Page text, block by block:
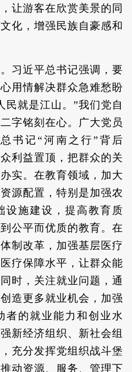
让游客在欣赏美景的同
化，增强民族自豪感和
习近平总书记强调，要
用情解决群众急难愁盼
民就是江山。”我们党自
字铭刻在心。广大党员
书记“河南之行”背后
利益置顶，把群众的关
实。在教育领域，加大
源配置，特别是加强农
设施建设，提高教育质
公平而优质的教育。在
制改革，加强基层医疗
疗保障水平，让群众能
时，关注就业问题，通
造更多就业机会，加强
者的就业能力和创业水
新经济组织、新社会组
充分发挥党组织战斗堡
动资源、服务、管理下